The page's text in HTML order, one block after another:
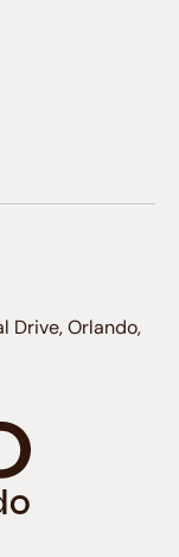
Drive, Orlando,